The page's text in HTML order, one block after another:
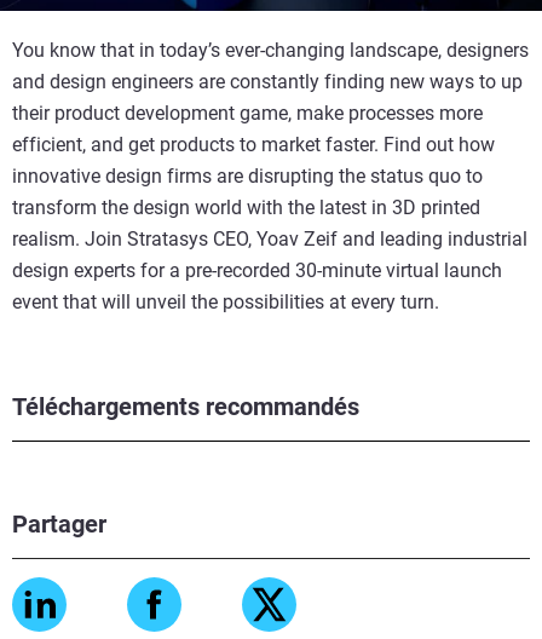
Téléchargements recommandés
Partager
You know that in today’s ever-changing landscape, designers
and design engineers are constantly finding new ways to up
their product development game, make processes more
efficient, and get products to market faster. Find out how
innovative design firms are disrupting the status quo to
transform the design world with the latest in 3D printed
realism. Join Stratasys CEO, Yoav Zeif and leading industrial
design experts for a pre-recorded 30-minute virtual launch
event that will unveil the possibilities at every turn.